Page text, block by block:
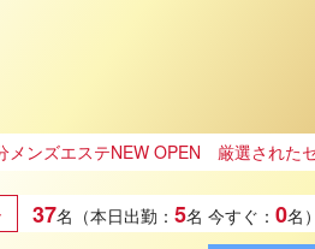
OPEN 厳選されたセラピストのみが
37名（本日出勤： 5名 今すぐ： 0名）